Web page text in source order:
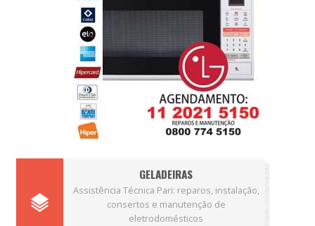
GELADEIRAS
Assistência Técnica Pari: reparos, instalação,
consertos e manutenção de
eletrodomésticos